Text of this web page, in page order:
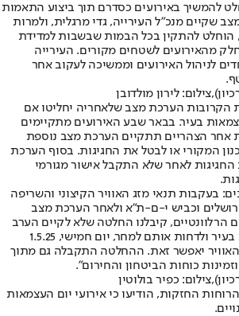
להמשיך באירועים כסדרם תוך ביצוע התאמות
שקיים מנכ"ל העירייה, גדי מרגלית, ולמרות
הוחלט להתקין בכל הבמות שבשבות למדידת
מהאירועים לשטחים מקורים. העירייה
לניהול האירועים וממשיכה לעקוב אחר
לירון מולדובן
הקרובות הערכת מצב שלאחריה יחליטו אם
בעיר. בבאר שבע האירועים מתקיימים
אחר הצהריים תתקיים הערכת מצב נוספת
המקורי או לבטל את החגיגות. בסוף הערכת
לאחר שלא התקבל אישור מגורמי
בעקבות תנאי מזג האוויר הקיצוני והשריפה
וכביש י-ם-ת״א ולאחר הערכת מצב
הרלוונטיים, קיבלנו החלטה שלא לקיים הערב
את אירועי יום העצמאות בעיר ולדחות אותם למחר, יום חמישי, 1.5.25
שמזג האוויר יאפשר זאת. ההחלטה התקבלה גם מתוך
כוחות הביטחון והחירום".
כפיר בולוטין
החזקות, הודיעו כי אירועי יום העצמאות